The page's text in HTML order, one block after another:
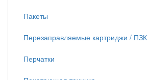
Пакеты
Перезаправляемые картриджи / ПЗК
Перчатки